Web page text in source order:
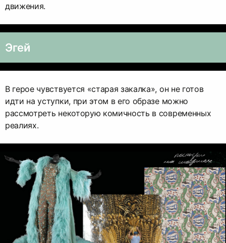
движения.
Эгей
В герое чувствуется «старая закалка», он не готов
идти на уступки, при этом в его образе можно
рассмотреть некоторую комичность в современных
реалиях.